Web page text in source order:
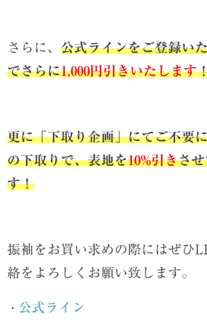
さらに、 公式ラインをご登録い
でさらに1,000円引きいたします
更に「下取り企画」にてご不要
の下取りで、表地を10%引きさ
す！
振袖をお買い求めの際にはぜひ
絡をよろしくお願い致します。
・ 公式ライン